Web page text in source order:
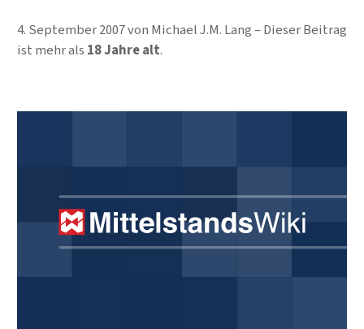
4. September 2007von Michael J.M. Lang
Dieser Beitrag
ist mehr als 18 Jahre alt.